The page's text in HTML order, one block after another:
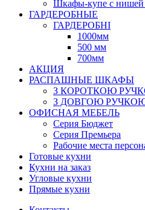
Шкафы-купе с нишей
ГАРДЕРОБНЫЕ
ГАРДЕРОБНІ
1000мм
500 мм
700мм
АКЦИЯ
РАСПАШНЫЕ ШКАФЫ
З КОРОТКОЮ
З ДОВГОЮ
ОФИСНАЯ МЕБЕЛЬ
Серия Бюджет
Серия Премьера
Рабочие места
Готовые кухни
Кухни на заказ
Угловые кухни
Прямые кухни